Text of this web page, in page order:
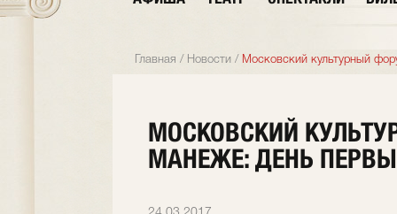
Главная / Новости / Московский культурный
МОСКОВСКИЙ
МАНЕЖЕ: ДЕНЬ